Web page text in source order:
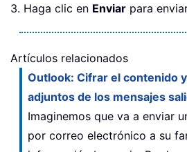
3. Haga clic en Enviar para
Artículos relacionados
Outlook: Cifrar el contenido
adjuntos de los mensajes
Imaginemos que va a enviar
por correo electrónico a su